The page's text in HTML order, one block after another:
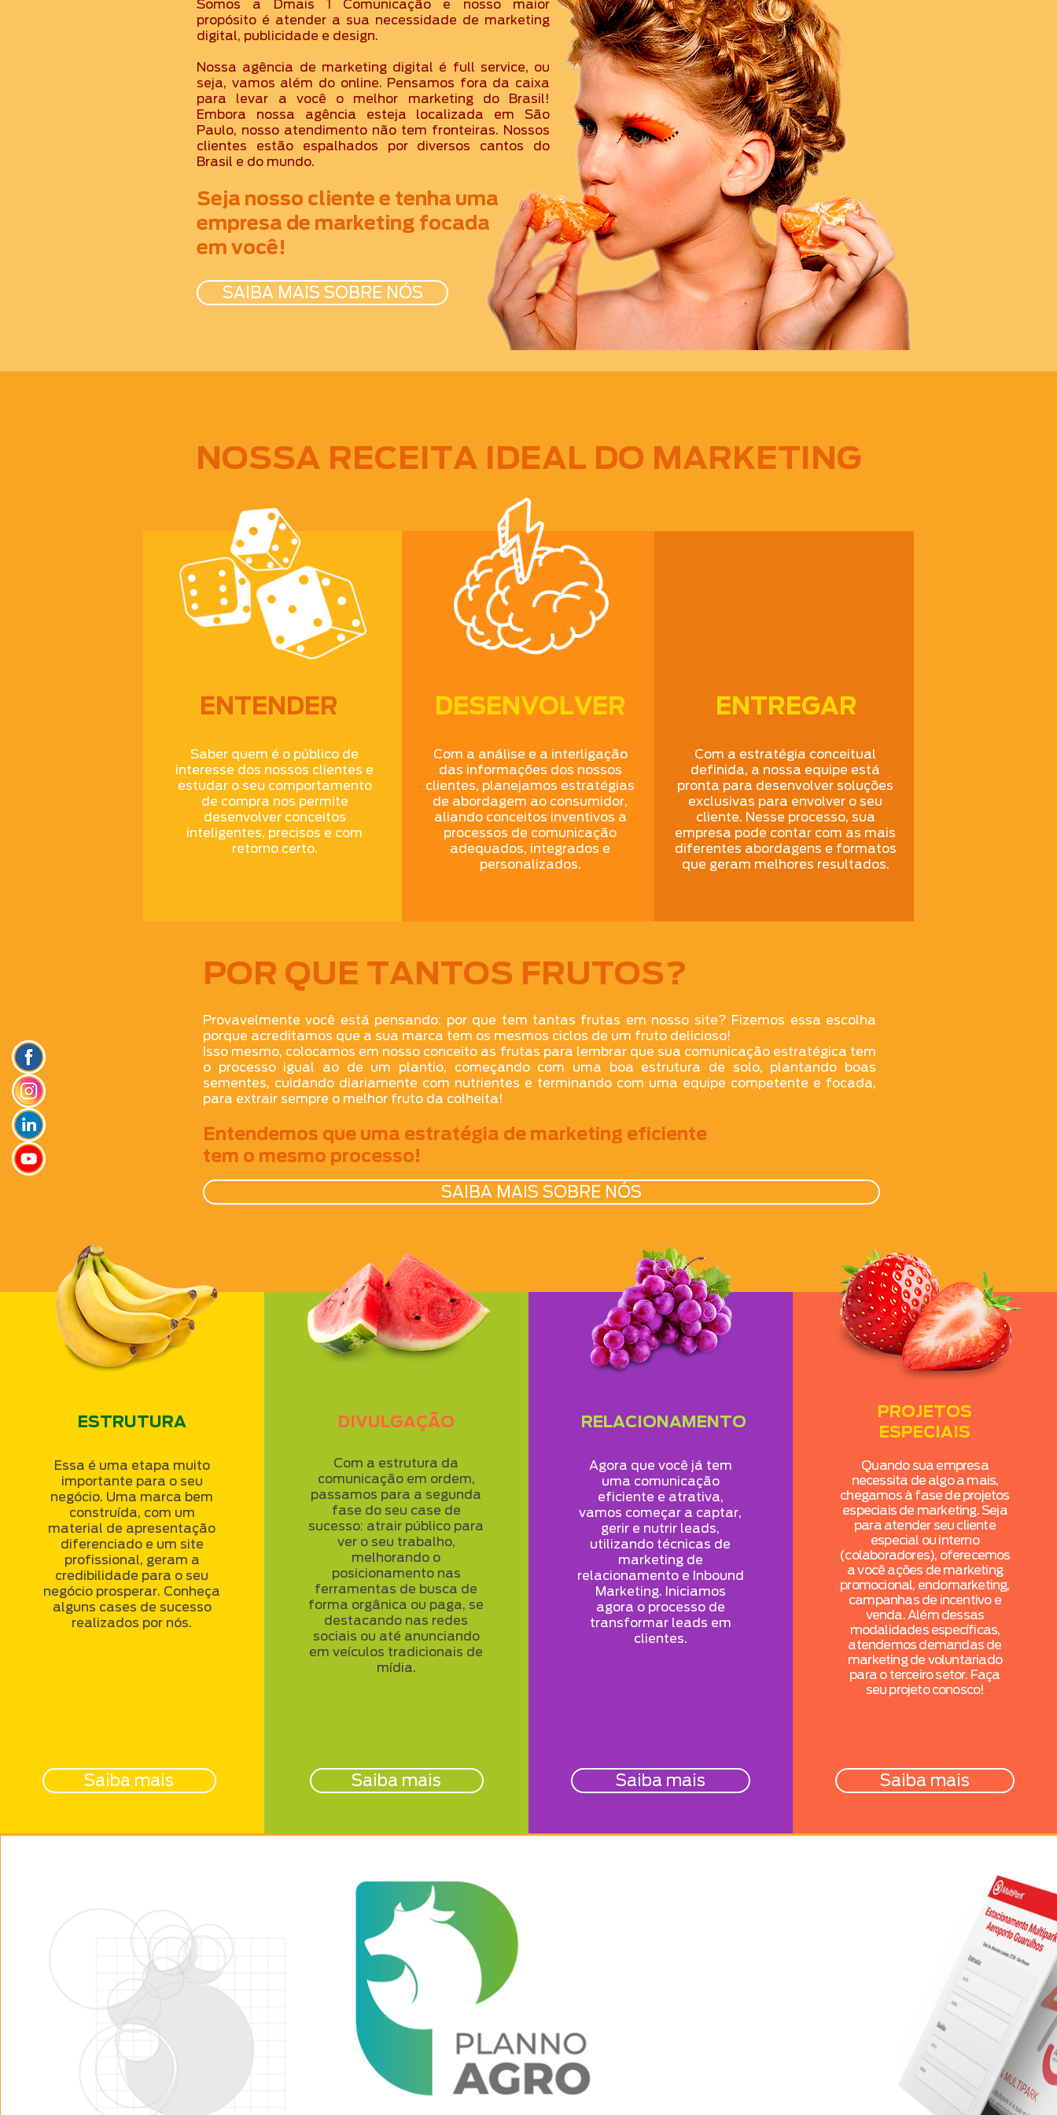
Somos a Dmais 1 Comunicação e nosso maior
propósito é atender a sua necessidade de marketing
digital, publicidade e design.
Nossa agência de marketing digital é full service, ou
seja, vamos além do online. Pensamos fora da caixa
para levar a você o melhor marketing do Brasil!
Embora nossa agência esteja localizada em São
Paulo, nosso atendimento não tem fronteiras. Nossos
clientes estão espalhados por diversos cantos do
Brasil e do mundo.
Seja nosso cliente e tenha uma
empresa de marketing focada
em você!
SAIBA MAIS SOBRE NÓS
NOSSA RECEITA IDEAL DO MARKETING
Saber quem é o público de
interesse dos nossos clientes e
estudar o seu comportamento
de compra nos permite
desenvolver conceitos
inteligentes, precisos e com
retorno certo.
Com a análise e a interligação
das informações dos nossos
clientes, planejamos estratégias
de abordagem ao consumidor,
aliando conceitos inventivos a
processos de comunicação
adequados, integrados e
personalizados.
ENTREGAR
Com a estratégia conceitual
definida, a nossa equipe está
pronta para desenvolver soluções
exclusivas para envolver o seu
cliente. Nesse processo, sua
empresa pode contar com as mais
diferentes abordagens e formatos
que geram melhores resultados.
ENTENDER DESENVOLVER
POR QUE TANTOS FRUTOS?
Provavelmente você está pensando: por que tem tantas frutas em nosso site? Fizemos essa escolha
porque acreditamos que a sua marca tem os mesmos ciclos de um fruto delicioso!
Isso mesmo, colocamos em nosso conceito as frutas para lembrar que sua comunicação estratégica tem
o processo igual ao de um plantio, começando com uma boa estrutura de solo, plantando boas
sementes, cuidando diariamente com nutrientes e terminando com uma equipe competente e focada,
para extrair sempre o melhor fruto da colheita!
Entendemos que uma estratégia de marketing eficiente
tem o mesmo processo!
SAIBA MAIS SOBRE NÓS
ESTRUTURA
Essa é uma etapa muito
importante para o seu
negócio. Uma marca bem
construída, com um
material de apresentação
diferenciado e um site
profissional, geram a
credibilidade para o seu
negócio prosperar. Conheça
alguns cases de sucesso
realizados por nós.
Saiba mais
DIVULGAÇÃO
Com a estrutura da
comunicação em ordem,
passamos para a segunda
fase do seu case de
sucesso: atrair público para
ver o seu trabalho,
melhorando o
posicionamento nas
ferramentas de busca de
forma orgânica ou paga, se
destacando nas redes
sociais ou até anunciando
em veículos tradicionais de
mídia.
Saiba mais
RELACIONAMENTO
Agora que você já tem
uma comunicação
eficiente e atrativa,
vamos começar a captar,
gerir e nutrir leads,
utilizando técnicas de
marketing de
relacionamento e Inbound
Marketing. Iniciamos
agora o processo de
transformar leads em
clientes.
Saiba mais
PROJETOS
ESPECIAIS
Quando sua empresa
necessita de algo a mais,
chegamos à fase de projetos
especiais de marketing. Seja
para atender seu cliente
especial ou interno
(colaboradores), oferecemos
a você ações de marketing
promocional, endomarketing,
campanhas de incentivo e
venda. Além dessas
modalidades específicas,
atendemos demandas de
marketing de voluntariado
para o terceiro setor. Faça
seu projeto conosco!
Saiba mais